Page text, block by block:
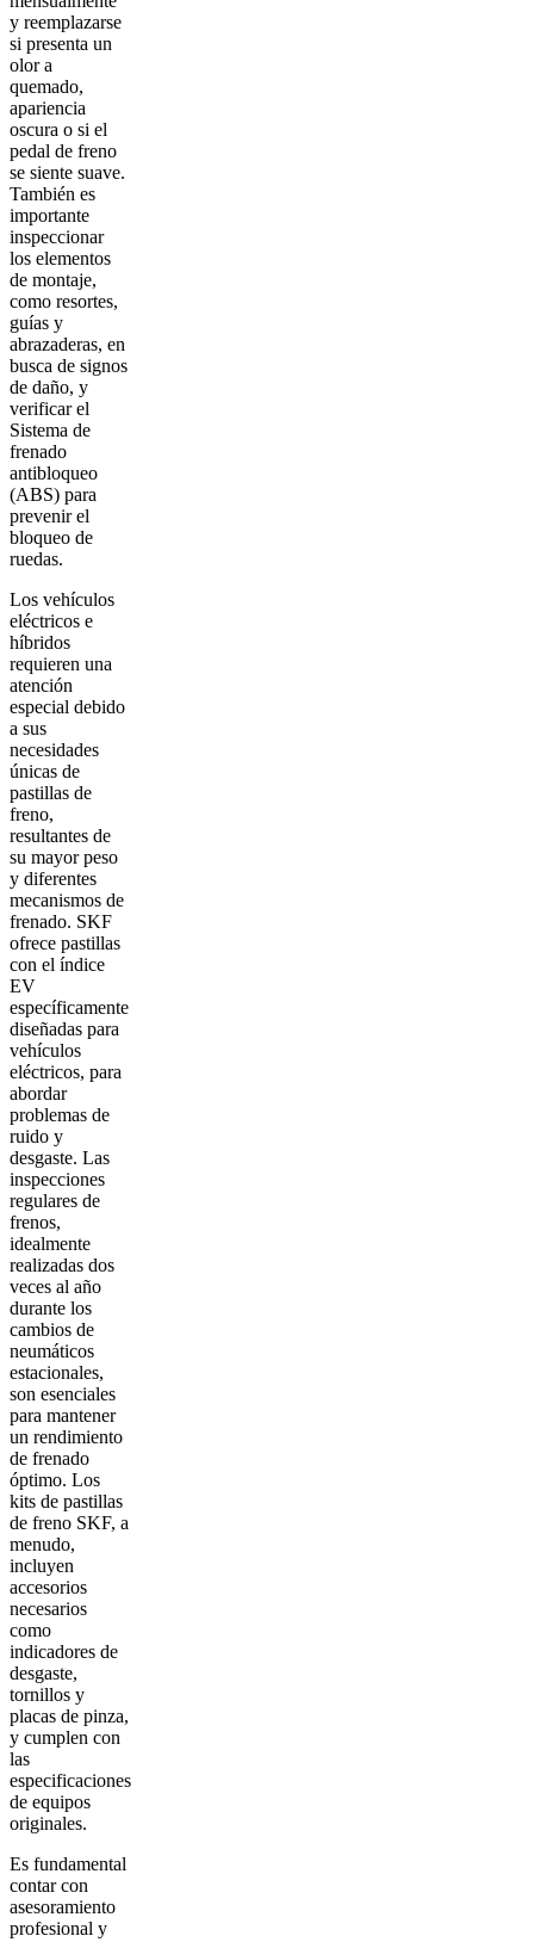
y reemplazarse
si presenta un
olor a
quemado,
apariencia
oscura o si el
pedal de freno
se siente suave.
También es
importante
inspeccionar
los elementos
de montaje,
como resortes,
guías y
abrazaderas, en
busca de signos
de daño, y
verificar el
Sistema de
frenado
antibloqueo
(ABS) para
prevenir el
bloqueo de
ruedas.
Los vehículos
eléctricos e
híbridos
requieren una
atención
especial debido
a sus
necesidades
únicas de
pastillas de
freno,
resultantes de
su mayor peso
y diferentes
mecanismos de
frenado. SKF
ofrece pastillas
con el índice
EV
específicamente
diseñadas para
vehículos
eléctricos, para
abordar
problemas de
ruido y
desgaste. Las
inspecciones
regulares de
frenos,
idealmente
realizadas dos
veces al año
durante los
cambios de
neumáticos
estacionales,
son esenciales
para mantener
un rendimiento
de frenado
óptimo. Los
kits de pastillas
de freno SKF, a
menudo,
incluyen
accesorios
necesarios
como
indicadores de
desgaste,
tornillos y
placas de pinza,
y cumplen con
las
especificaciones
de equipos
originales.
Es fundamental
contar con
asesoramiento
profesional y